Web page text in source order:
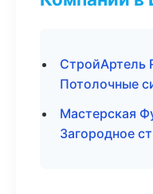
СтройАртель
Потолочные
Мастерская
Загородное